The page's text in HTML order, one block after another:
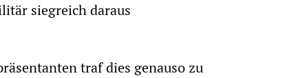
siegreich daraus
traf dies genauso zu